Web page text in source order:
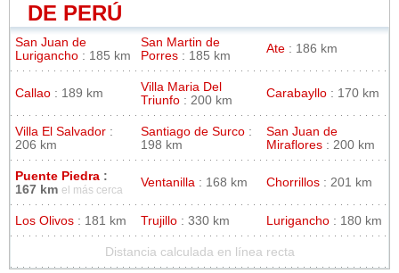
DE PERÚ
San Juan de
Lurigancho : 185 km
San Martin de
Porres : 185 km
Ate : 186 km
Callao : 189 km
Villa Maria Del
Triunfo : 200 km
Carabayllo : 170 km
Villa El Salvador :
206 km
Santiago de Surco :
198 km
San Juan de
Miraflores : 200 km
Puente Piedra :
167 km el más cerca
Ventanilla : 168 km Chorrillos : 201 km
Los Olivos : 181 km Trujillo : 330 km Lurigancho : 180 km
Distancia calculada en línea recta